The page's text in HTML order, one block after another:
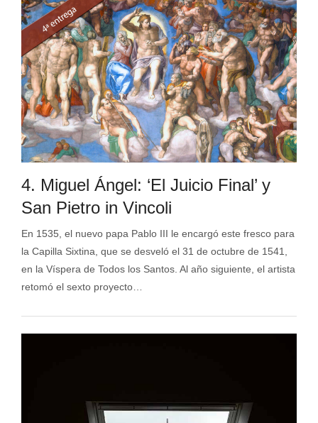
4. Miguel Ángel: ‘El Juicio Final’ y
San Pietro in Vincoli
En 1535, el nuevo papa Pablo III le encargó este fresco para
la Capilla Sixtina, que se desveló el 31 de octubre de 1541,
en la Víspera de Todos los Santos. Al año siguiente, el artista
retomó el sexto proyecto…